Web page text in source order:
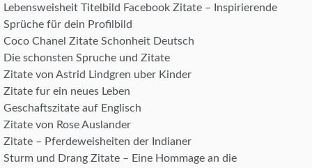
Lebensweisheit Titelbild Facebook Zitate – Inspirierende
Sprüche für dein Profilbild
Coco Chanel Zitate Schonheit Deutsch
Die schonsten Spruche und Zitate
Zitate von Astrid Lindgren uber Kinder
Zitate fur ein neues Leben
Geschaftszitate auf Englisch
Zitate von Rose Auslander
Zitate – Pferdeweisheiten der Indianer
Sturm und Drang Zitate – Eine Hommage an die